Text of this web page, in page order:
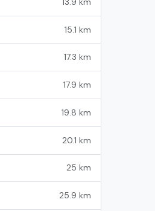
15.1 km
17.3 km
17.9 km
19.8 km
20.1 km
25 km
25.9 km